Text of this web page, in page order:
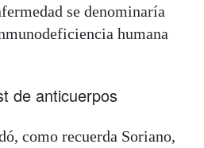
se denominaría
humana
de anticuerpos
como recuerda Soriano,